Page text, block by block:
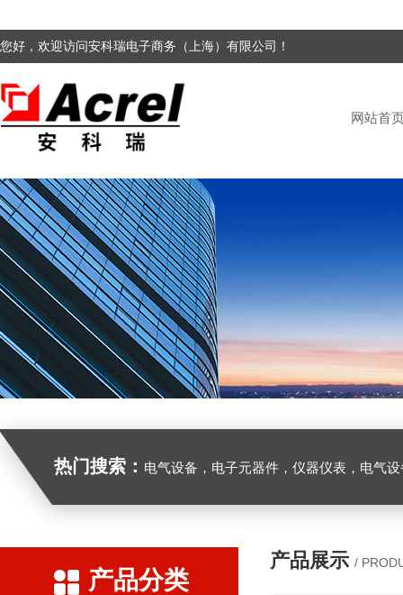
您好，欢迎访问安科瑞电子商务（上海）有限公司！
网站首
热门搜索： 电气设备，电子元器件，仪器仪表，电气
产品分类
产品展示 /